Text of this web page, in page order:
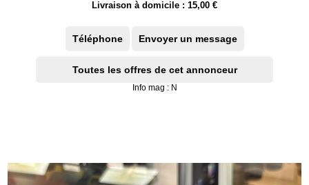
Livraison à domicile : 15,00 €
Téléphone Envoyer un message
Toutes les offres de cet annonceur
Info mag : N